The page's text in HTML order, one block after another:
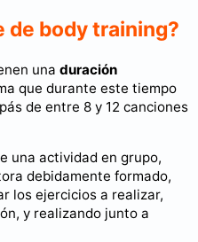
de body training?
una duración
que durante este tiempo
de entre 8 y 12 canciones
una actividad en grupo,
debidamente formado,
los ejercicios a realizar,
y realizando junto a